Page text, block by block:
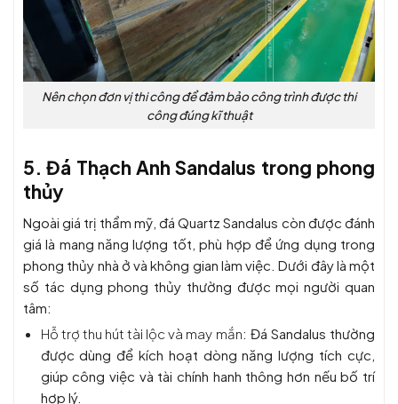
Nên chọn đơn vị thi công để đảm bảo công trình được thi
công đúng kĩ thuật
5. Đá Thạch Anh Sandalus trong phong
thủy
Ngoài giá trị thẩm mỹ, đá Quartz Sandalus còn được đánh
giá là mang năng lượng tốt, phù hợp để ứng dụng trong
phong thủy nhà ở và không gian làm việc. Dưới đây là một
số tác dụng phong thủy thường được mọi người quan
tâm:
Hỗ trợ thu hút tài lộc và may mắn: Đá Sandalus thường
được dùng để kích hoạt dòng năng lượng tích cực,
giúp công việc và tài chính hanh thông hơn nếu bố trí
hợp lý.